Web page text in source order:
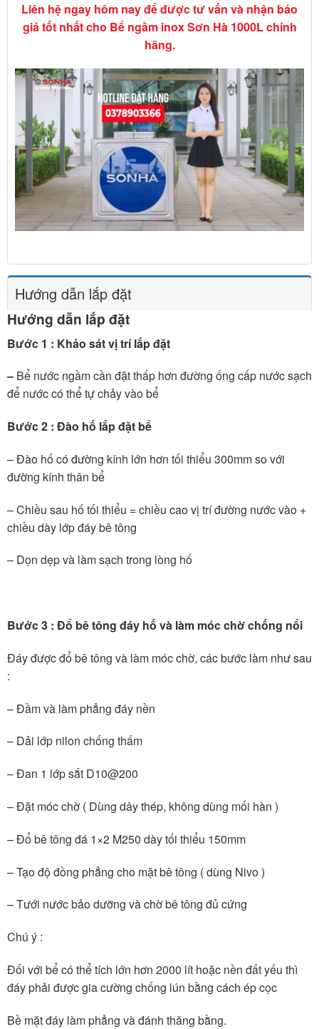
Liên hệ ngay hôm nay để được tư vấn và nhận báo
giá tốt nhất cho Bể ngầm inox Sơn Hà 1000L chính
hãng.
Hướng dẫn lắp đặt
Hướng dẫn lắp đặt
Bước 1 : Khảo sát vị trí lắp đặt
– Bể nước ngầm cần đặt thấp hơn đường ống cấp nước sạch
để nước có thể tự chảy vào bể
Bước 2 : Đào hố lắp đặt bể
– Đào hố có đường kính lớn hơn tối thiểu 300mm so với
đường kính thân bể
– Chiều sau hố tối thiểu = chiều cao vị trí đường nước vào +
chiều dày lớp đáy bê tông
– Dọn dẹp và làm sạch trong lòng hố
Bước 3 : Đổ bê tông đáy hố và làm móc chờ chống nổi
Đáy được đổ bê tông và làm móc chờ, các bước làm như sau
:
– Đầm và làm phẳng đáy nền
– Dải lớp nilon chống thấm
– Đan 1 lớp sắt D10@200
– Đặt móc chờ ( Dùng dây thép, không dùng mối hàn )
– Đổ bê tông đá 1×2 M250 dày tối thiểu 150mm
– Tạo độ đồng phẳng cho mặt bê tông ( dùng Nivo )
– Tưới nước bảo dưỡng và chờ bê tông đủ cứng
Chú ý :
Đối với bể có thể tích lớn hơn 2000 lít hoặc nền đất yếu thì
đáy phải được gia cường chống lún bằng cách ép cọc
Bề mặt đáy làm phẳng và đánh thăng bằng.